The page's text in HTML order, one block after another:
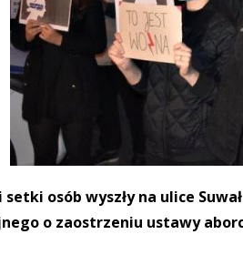
setki osób wyszły na ulice
o zaostrzeniu ustawy